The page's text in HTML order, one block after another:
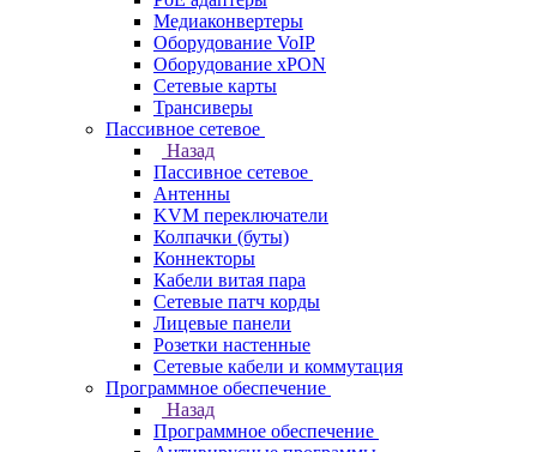
Медиаконвертеры
Оборудование VoIP
Оборудование xPON
Сетевые карты
Трансиверы
Пассивное сетевое
Назад
Пассивное сетевое
Антенны
KVM переключатели
Колпачки (буты)
Коннекторы
Кабели витая пара
Сетевые патч корды
Лицевые панели
Розетки настенные
Сетевые кабели и коммутация
Программное обеспечение
Назад
Программное обеспечение